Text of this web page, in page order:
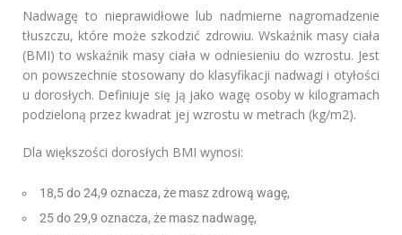
Nadwagę to nieprawidłowe lub nadmierne nagromadzenie
tłuszczu, które może szkodzić zdrowiu. Wskaźnik masy ciała
(BMI) to wskaźnik masy ciała w odniesieniu do wzrostu. Jest
on powszechnie stosowany do klasyfikacji nadwagi i otyłości
u dorosłych. Definiuje się ją jako wagę osoby w kilogramach
podzieloną przez kwadrat jej wzrostu w metrach (kg/m2).
Dla większości dorosłych BMI wynosi:
18,5 do 24,9 oznacza, że masz zdrową wagę,
25 do 29,9 oznacza, że masz nadwagę,